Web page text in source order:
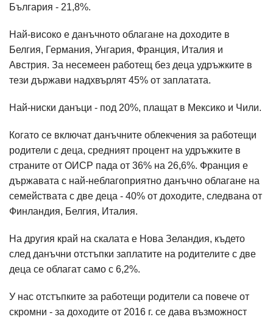
България - 21,8%.
Най-високо е данъчното облагане на доходите в
Белгия, Германия, Унгария, Франция, Италия и
Австрия. За несемеен работещ без деца удръжките в
тези държави надхвърлят 45% от заплатата.
Най-ниски данъци - под 20%, плащат в Мексико и Чили.
Когато се включат данъчните облекчения за работещи
родители с деца, средният процент на удръжките в
страните от ОИСР пада от 36% на 26,6%. Франция е
държавата с най-неблагоприятно данъчно облагане на
семействата с две деца - 40% от доходите, следвана от
Финландия, Белгия, Италия.
На другия край на скалата е Нова Зеландия, където
след данъчни отстъпки заплатите на родителите с две
деца се облагат само с 6,2%.
У нас отстъпките за работещи родители са повече от
скромни - за доходите от 2016 г. се дава възможност